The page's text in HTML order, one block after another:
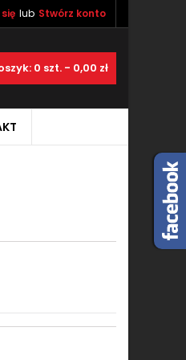
lub Stwórz konto
0 szt. - 0,00 zł